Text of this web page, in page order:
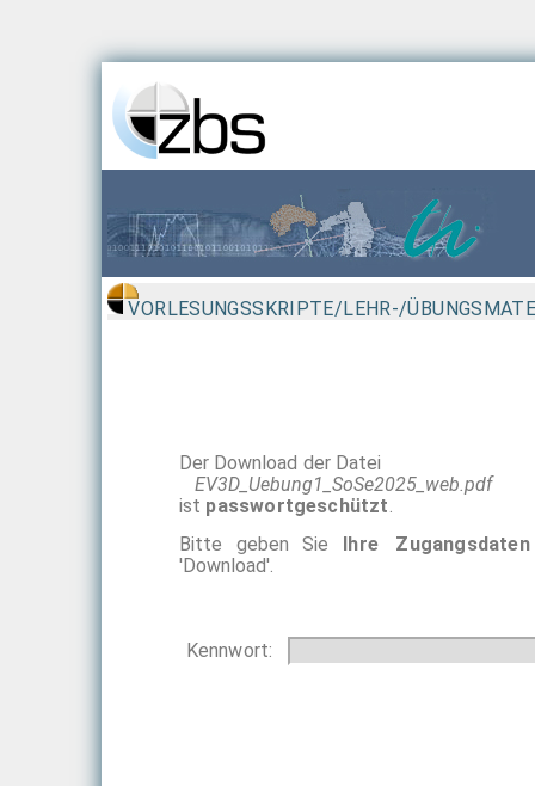
VORLESUNGSSKRIPTE/LEHR-/
Der Download der Datei
EV3D_Uebung1_SoSe2025_web.pdf
ist passwortgeschützt.
Bitte geben Sie Ihre Zugangsdaten
'Download'.
Kennwort: